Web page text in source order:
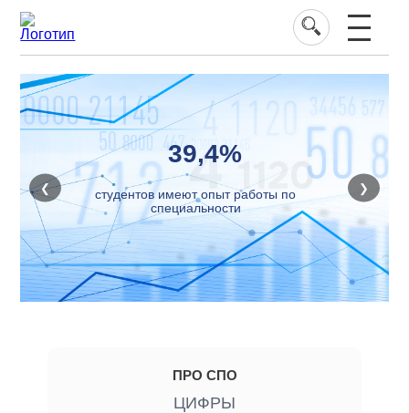
❮
студентов имеют опыт работы по
специальности
39,4%
❯
ПРО СПО
ЦИФРЫ